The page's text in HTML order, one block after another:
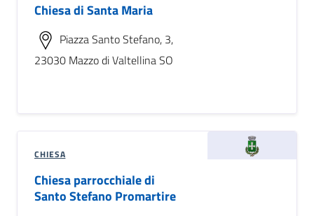
Chiesa di Santa Maria
Piazza Santo Stefano, 3,
23030 Mazzo di Valtellina SO
CHIESA
Chiesa parrocchiale di
Santo Stefano Promartire